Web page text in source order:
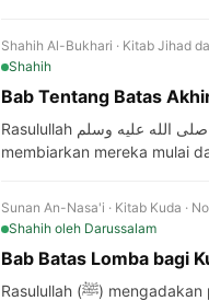
Shahih Al-Bukhari · Kitab Jihad
Shahih
Bab Tentang Batas
Rasulullah صلى الله عليه وسلم mengatur perlombaan kuda di antara kuda-kuda yang telah dilemahkan,
membiarkan mereka mulai
Sunan An-Nasa'i · Kitab Kuda ·
Shahih oleh Darussalam
Bab Batas Lomba bagi
Rasulullah (ﷺ) mengadakan perlombaan kuda dan mengirimkannya dari Al-Hafya' dan garis finishnya